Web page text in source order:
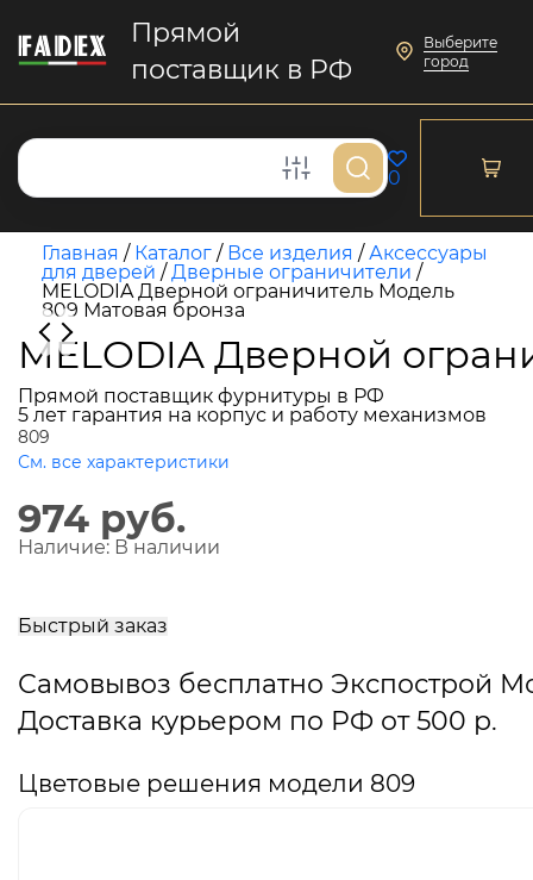
Прямой
поставщик в РФ
Выберите
город
0
Главная / Каталог / Все изделия /Аксессуары
для дверей /Дверные ограничители /
MELODIA Дверной ограничитель Модель
809 Матовая бронза
MELODIA Дверной
Прямой поставщик фурнитуры в РФ
5 лет гарантия на корпус и работу механизмов
809
См. все характеристики
974 руб.
Наличие: В наличии
Быстрый заказ
Самовывоз бесплатно Экспострой
Доставка курьером по РФ от 500 р.
Цветовые решения модели 809